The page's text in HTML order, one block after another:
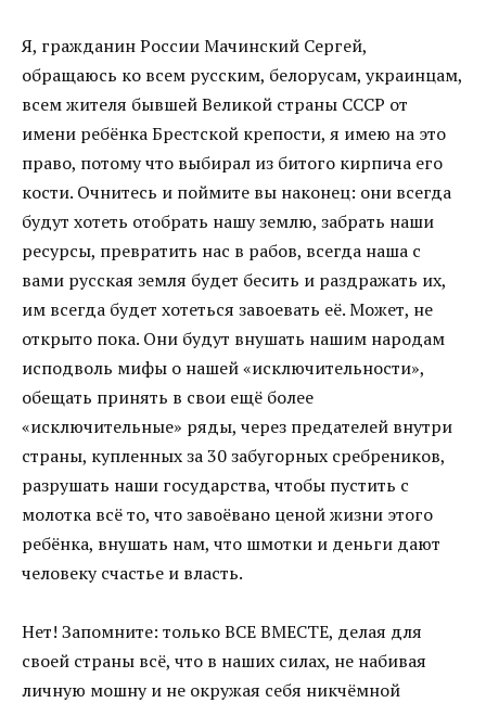
Я, гражданин России Мачинский Сергей,
обращаюсь ко всем русским, белорусам, украинцам,
всем жителя бывшей Великой страны СССР от
имени ребёнка Брестской крепости, я имею на это
право, потому что выбирал из битого кирпича его
кости. Очнитесь и поймите вы наконец: они всегда
будут хотеть отобрать нашу землю, забрать наши
ресурсы, превратить нас в рабов, всегда наша с
вами русская земля будет бесить и раздражать их,
им всегда будет хотеться завоевать её. Может, не
открыто пока. Они будут внушать нашим народам
исподволь мифы о нашей «исключительности»,
обещать принять в свои ещё более
«исключительные» ряды, через предателей внутри
страны, купленных за 30 забугорных сребреников,
разрушать наши государства, чтобы пустить с
молотка всё то, что завоёвано ценой жизни этого
ребёнка, внушать нам, что шмотки и деньги дают
человеку счастье и власть.
Нет! Запомните: только ВСЕ ВМЕСТЕ, делая для
своей страны всё, что в наших силах, не набивая
личную мошну и не окружая себя никчёмной